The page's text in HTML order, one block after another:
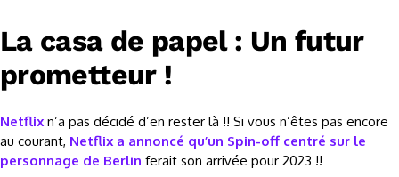
La casa de papel : Un futur
prometteur !
Netflix n’a pas décidé d’en rester là !! Si vous n’êtes pas encore
au courant, Netflix a annoncé qu’un Spin-off centré sur le
personnage de Berlin ferait son arrivée pour 2023 !!